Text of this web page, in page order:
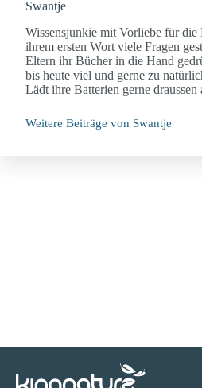
Swantje
Wissensjunkie mit Vorliebe für die
ihrem ersten Wort viele Fragen
Eltern ihr Bücher in die Hand
bis heute viel und gerne zu
Lädt ihre Batterien gerne draussen
Weitere Beiträge von Swantje